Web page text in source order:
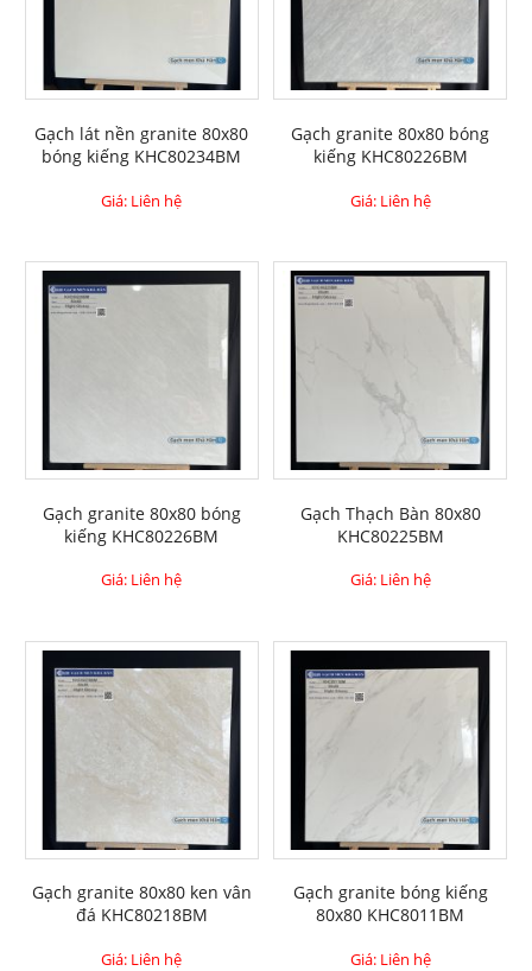
Gạch lát nền granite 80x80
bóng kiếng KHC80234BM
Giá: Liên hệ
Gạch granite 80x80 bóng
kiếng KHC80226BM
Giá: Liên hệ
Gạch granite 80x80 bóng
kiếng KHC80226BM
Giá: Liên hệ
Gạch Thạch Bàn 80x80
KHC80225BM
Giá: Liên hệ
Gạch granite 80x80 ken vân
đá KHC80218BM
Giá: Liên hệ
Gạch granite bóng kiếng
80x80 KHC8011BM
Giá: Liên hệ